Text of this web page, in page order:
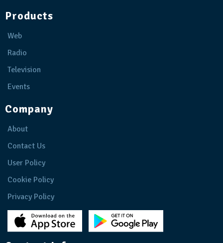
Products
Web
Radio
Television
Events
Company
About
Contact Us
User Policy
Cookie Policy
Privacy Policy